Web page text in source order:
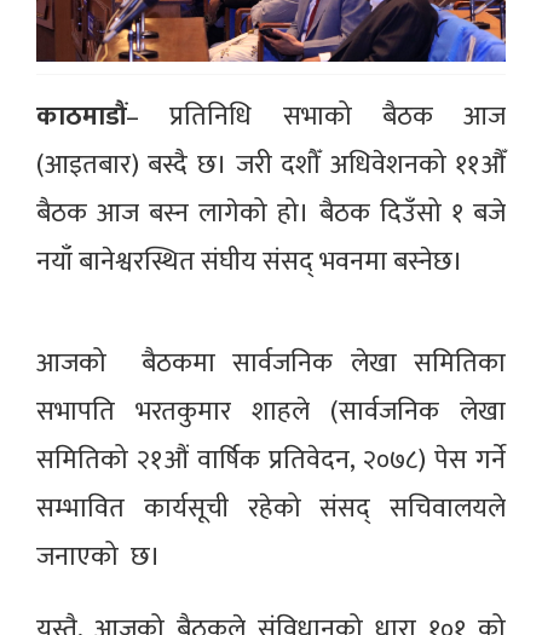
काठमाडौं– प्रतिनिधि सभाको बैठक आज
(आइतबार) बस्दै छ। जरी दशौँ अधिवेशनको ११औँ
बैठक आज बस्न लागेको हो। बैठक दिउँसो १ बजे
नयाँ बानेश्वरस्थित संघीय संसद् भवनमा बस्नेछ।
आजको बैठकमा सार्वजनिक लेखा समितिका
सभापति भरतकुमार शाहले (सार्वजनिक लेखा
समितिको २१औं वार्षिक प्रतिवेदन, २०७८) पेस गर्ने
सम्भावित कार्यसूची रहेको संसद् सचिवालयले
जनाएको छ।